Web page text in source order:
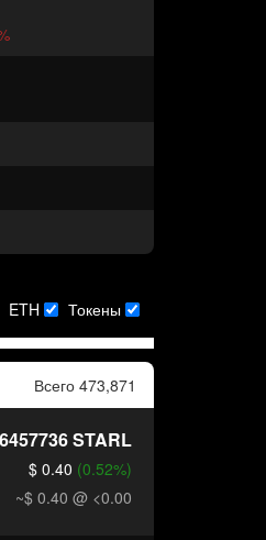
ETH Токены
Всего 473,871
STARL
$ 0.40 (0.52%)
~$ 0.40 @ <0.00